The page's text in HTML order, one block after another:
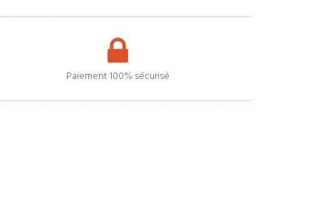
Paiement 100% sécurisé